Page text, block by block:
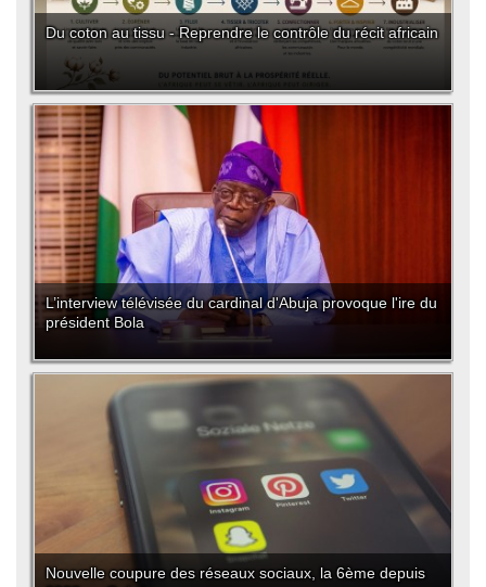
Du coton au tissu - Reprendre le contrôle du récit africain
L’interview télévisée du cardinal d'Abuja provoque l'ire du
président Bola
Nouvelle coupure des réseaux sociaux, la 6ème depuis